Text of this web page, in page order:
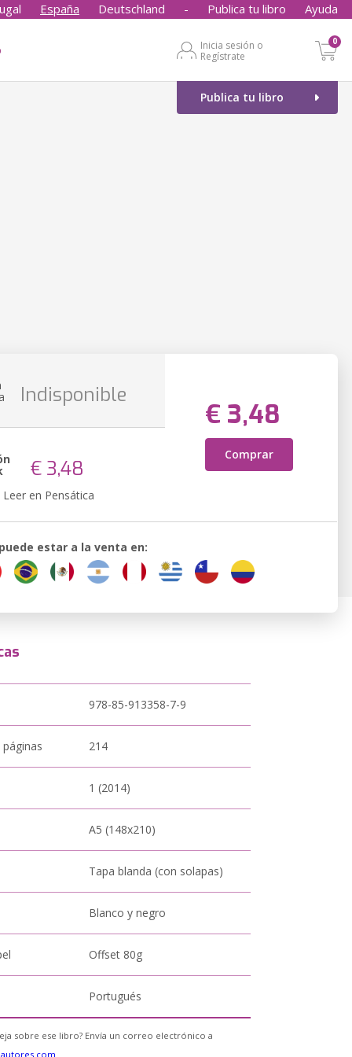
España Deutschland - Publica tu libro Ayuda
Inicia sesión o
Regístrate
0
Publica tu libro
Indisponible
€ 3,48
Comprar
€ 3,48
Leer en Pensática
estar a la venta en:
978-85-913358-7-9
214
1 (2014)
A5 (148x210)
Tapa blanda (con solapas)
Blanco y negro
Offset 80g
Portugués
sobre ese libro? Envía un correo electrónico a